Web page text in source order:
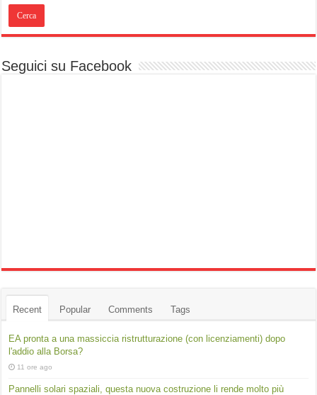
Seguici su Facebook
Recent Popular Comments Tags
EA pronta a una massiccia ristrutturazione (con licenziamenti) dopo
l'addio alla Borsa?
11 ore ago
Pannelli solari spaziali, questa nuova costruzione li rende molto più